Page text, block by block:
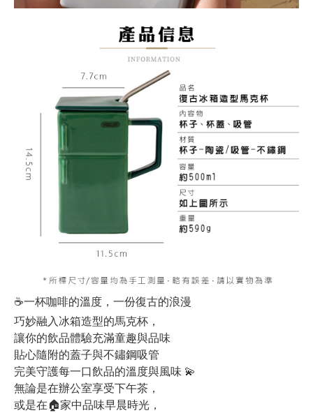
☕️一杯咖啡的溫度，一份復古的浪漫
巧妙融入冰箱造型的馬克杯，
讓你的飲品體驗充滿童趣與品味
貼心隨附的蓋子與不鏽鋼吸管
完美守護每一口飲品的溫度與風味 💫
無論是在辦公室享受下午茶，
或是在🏠家中品味早晨時光，